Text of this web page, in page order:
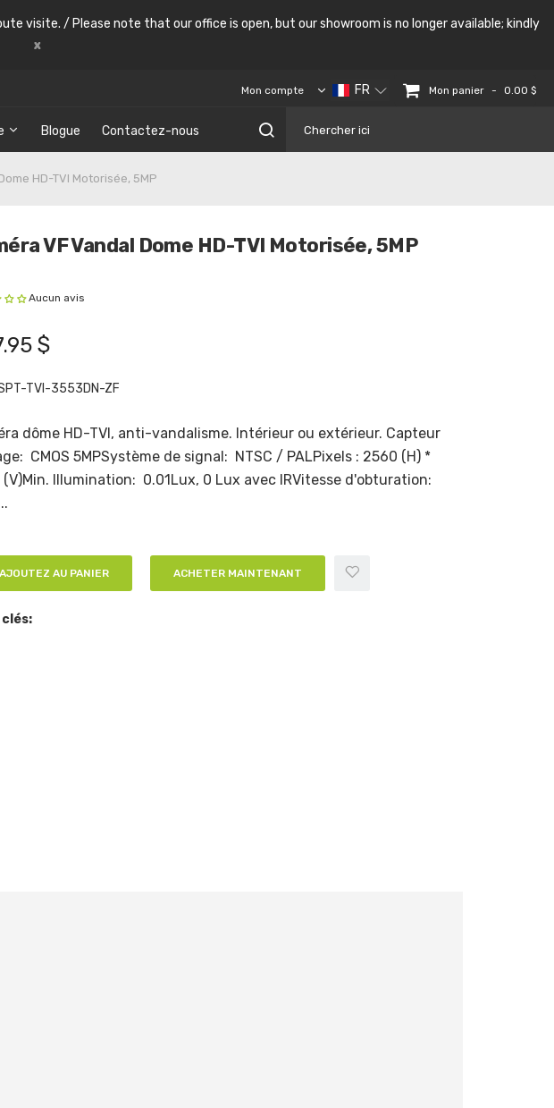
visite. / Please note that our office is open, but our showroom is no longer available; kindly
x
Mon compte FR Mon panier - 0.00 $
Blogue Contactez-nous
HD-TVI Motorisée, 5MP
VF Vandal Dome HD-TVI Motorisée, 5MP
Aucun avis
$
TVI-3553DN-ZF
dôme HD-TVI, anti-vandalisme. Intérieur ou extérieur. Capteur
CMOS 5MPSystème de signal: NTSC / PALPixels : 2560 (H) *
(V)Min. Illumination: 0.01Lux, 0 Lux avec IRVitesse d'obturation:
AJOUTEZ AU PANIER ACHETER MAINTENANT
clés: